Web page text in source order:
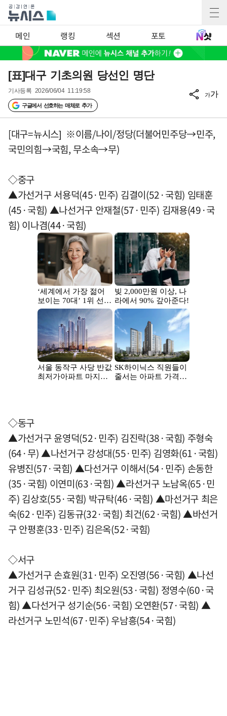
메인 랭킹 섹션 포토
[표]대구 기초의원 당선인 명단
기사등록 2026/06/04 11:19:58
구글에서 선호하는 매체로 추가
가가
[대구=뉴시스] ※이름/나이/정당(더불어민주당→민주,
국민의힘→국힘, 무소속→무)
◇중구
▲가선거구 서용덕(45·민주) 김결이(52·국힘) 임태훈
(45·국힘) ▲나선거구 안재철(57·민주) 김재용(49·국
힘) 이나겸(44·국힘)
◇동구
▲가선거구 윤영덕(52·민주) 김진락(38·국힘) 주형숙
(64·무) ▲나선거구 강성대(55·민주) 김영화(61·국힘)
유병진(57·국힘) ▲다선거구 이해서(54·민주) 손동한
(35·국힘) 이연미(63·국힘) ▲라선거구 노남옥(65·민
주) 김상호(55·국힘) 박규탁(46·국힘) ▲마선거구 최은
숙(62·민주) 김동규(32·국힘) 최건(62·국힘) ▲바선거
구 안평훈(33·민주) 김은옥(52·국힘)
◇서구
▲가선거구 손효원(31·민주) 오진영(56·국힘) ▲나선
거구 김성규(52·민주) 최오원(53·국힘) 정영수(60·국
힘) ▲다선거구 성기순(56·국힘) 오연환(57·국힘) ▲
라선거구 노민석(67·민주) 우남흥(54·국힘)